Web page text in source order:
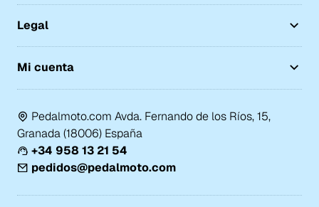
Legal
Mi cuenta
Pedalmoto.com Avda. Fernando de los Ríos, 15,
Granada (18006) España
+34 958 13 21 54
pedidos@pedalmoto.com